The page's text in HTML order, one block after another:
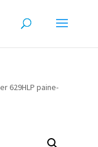
629HLP paine-